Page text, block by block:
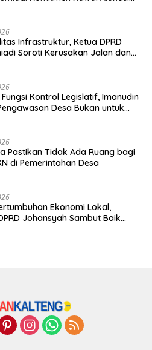
Infrastruktur, Ketua DPRD
Soroti Kerusakan Jalan dan
Kontrol Legislatif, Imanudin
Desa Bukan untuk
Pastikan Tidak Ada Ruang bagi
di Pemerintahan Desa
Ekonomi Lokal,
Johansyah Sambut Baik